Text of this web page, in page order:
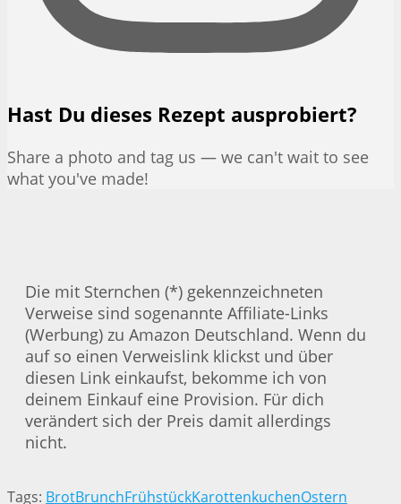
Hast Du dieses Rezept ausprobiert?
Share a photo and tag us — we can't wait to see
what you've made!
Die mit Sternchen (*) gekennzeichneten
Verweise sind sogenannte Affiliate-Links
(Werbung) zu Amazon Deutschland. Wenn du
auf so einen Verweislink klickst und über
diesen Link einkaufst, bekomme ich von
deinem Einkauf eine Provision. Für dich
verändert sich der Preis damit allerdings
nicht.
Tags: BrotBrunchFrühstückKarottenkuchenOstern